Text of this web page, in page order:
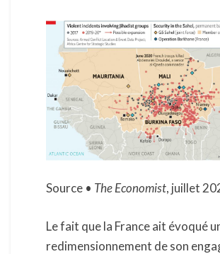
Source • The Economist, juillet
Le fait que la France ait évoqué
redimensionnement de son